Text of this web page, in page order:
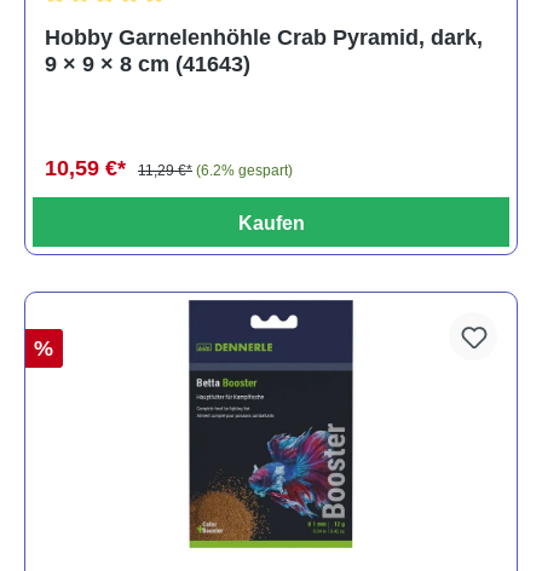
Hobby Garnelenhöhle Crab Pyramid, dark,
9 × 9 × 8 cm (41643)
10,59 €* 11,29 €* (6.2% gespart)
Kaufen
%